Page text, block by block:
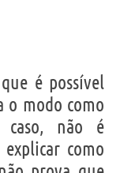
é possível
o modo como
caso, não é
como